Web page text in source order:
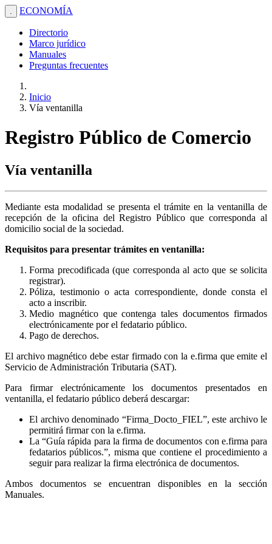
. ECONOMÍA
Directorio
Marco jurídico
Manuales
Preguntas frecuentes
Inicio
Vía ventanilla
Registro Público de Comercio
Vía ventanilla
Mediante esta modalidad se presenta el trámite en la ventanilla de
recepción de la oficina del Registro Público que corresponda al
domicilio social de la sociedad.
Requisitos para presentar trámites en ventanilla:
Forma precodificada (que corresponda al acto que se solicita
registrar).
Póliza, testimonio o acta correspondiente, donde consta el
acto a inscribir.
Medio magnético que contenga tales documentos firmados
electrónicamente por el fedatario público.
Pago de derechos.
El archivo magnético debe estar firmado con la e.firma que emite el
Servicio de Administración Tributaria (SAT).
Para firmar electrónicamente los documentos presentados en
ventanilla, el fedatario público deberá descargar:
El archivo denominado “Firma_Docto_FIEL”, este archivo le
permitirá firmar con la e.firma.
La “Guía rápida para la firma de documentos con e.firma para
fedatarios públicos.”, misma que contiene el procedimiento a
seguir para realizar la firma electrónica de documentos.
Ambos documentos se encuentran disponibles en la sección
Manuales.